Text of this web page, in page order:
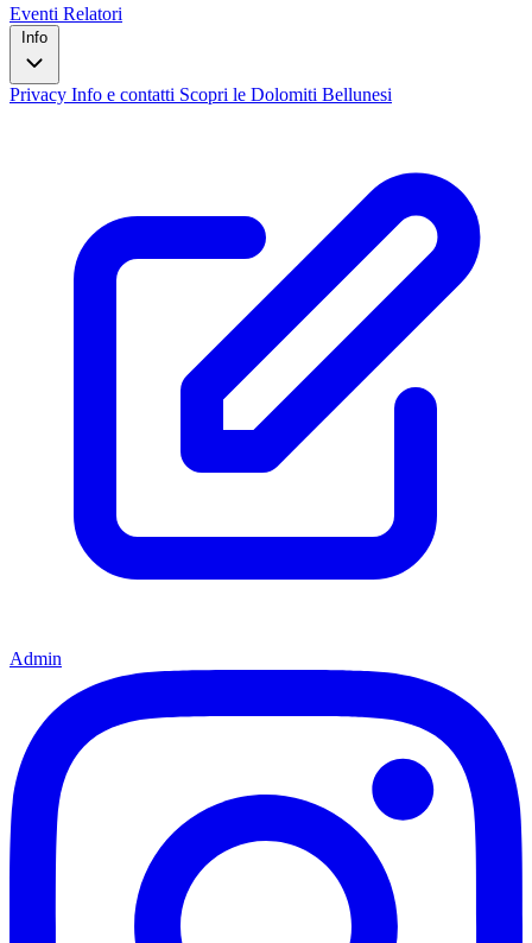
Eventi Relatori
Info
Privacy Info e contatti Scopri le Dolomiti Bellunesi
Admin